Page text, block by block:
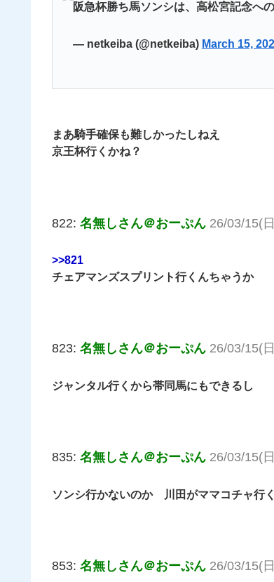
阪急杯勝ち馬ソンシは、高松宮記念へ
— netkeiba (@netkeiba) March 15,
まあ騎手確保も難しかったしねえ
京王杯行くかね？
822: 名無しさん＠おーぷん 26/03/15(
>>821
チェアマンズスプリント行くんちゃうか
823: 名無しさん＠おーぷん 26/03/15(
ジャンタル行くから帯同馬にもできるし
835: 名無しさん＠おーぷん 26/03/15(
ソンシ行かないのか 川田がママコチャ行
853: 名無しさん＠おーぷん 26/03/15(